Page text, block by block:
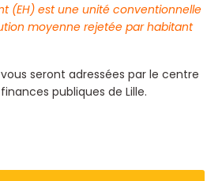
(EH) est une unité conventionnelle
moyenne rejetée par habitant
seront adressées par le centre
publiques de Lille.